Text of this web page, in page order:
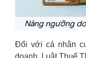
Nâng ngưỡng
Đối với cá nhân